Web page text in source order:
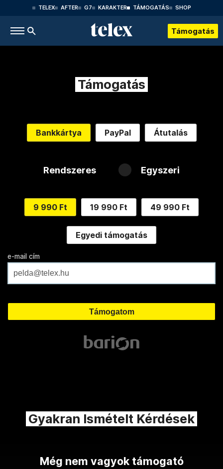
TELEX AFTER G7 KARAKTER TÁMOGATÁS SHOP
Támogatás
Támogatás
Bankkártya PayPal Átutalás
Rendszeres Egyszeri
9 990 Ft 19 990 Ft 49 990 Ft
Egyedi támogatás
e-mail cím
Gyakran Ismételt Kérdések
Még nem vagyok támogató